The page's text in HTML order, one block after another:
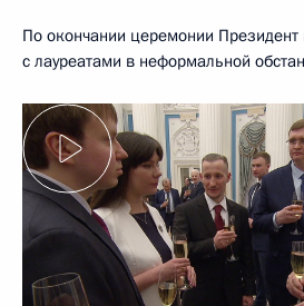
По окончании церемонии Президент
с лауреатами в неформальной